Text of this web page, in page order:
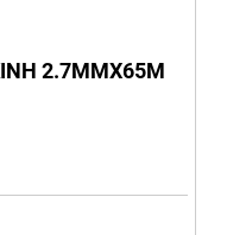
2.7ΜΜΧ65Μ